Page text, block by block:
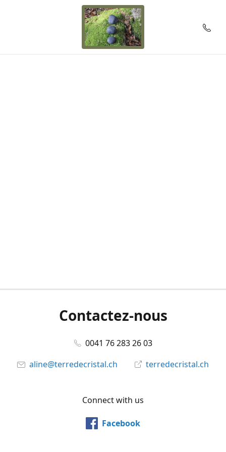
Contactez-nous
0041 76 283 26 03
aline@terredecristal.ch
terredecristal.ch
Connect with us
Facebook